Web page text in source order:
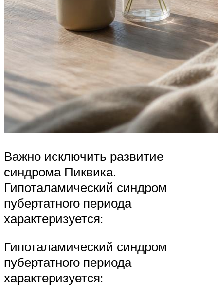
Важно исключить развитие
синдрома Пиквика.
Гипоталамический синдром
пубертатного периода
характеризуется:
Гипоталамический синдром
пубертатного периода
характеризуется: